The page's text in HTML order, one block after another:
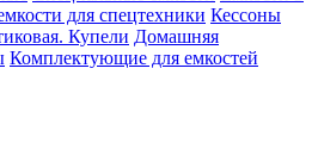
для спецтехники Кессоны
Купели Домашняя
Комплектующие для емкостей